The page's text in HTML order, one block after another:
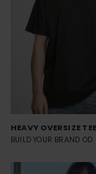
HEAVY OVERSIZE TEE
BUILD YOUR BRAND OD